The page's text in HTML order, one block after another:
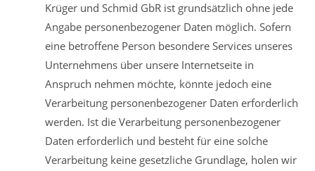
Krüger und Schmid GbR ist grundsätzlich ohne jede
Angabe personenbezogener Daten möglich. Sofern
eine betroffene Person besondere Services unseres
Unternehmens über unsere Internetseite in
Anspruch nehmen möchte, könnte jedoch eine
Verarbeitung personenbezogener Daten erforderlich
werden. Ist die Verarbeitung personenbezogener
Daten erforderlich und besteht für eine solche
Verarbeitung keine gesetzliche Grundlage, holen wir